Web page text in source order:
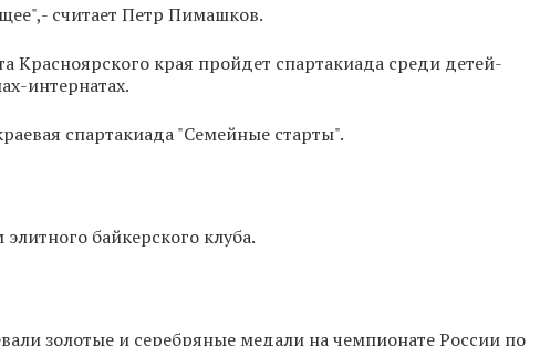
считает Петр Пимашков.
Красноярского края пройдет спартакиада среди детей-
интернатах.
спартакиада "Семейные старты".
байкерского клуба.
золотые и серебряные медали на чемпионате России по